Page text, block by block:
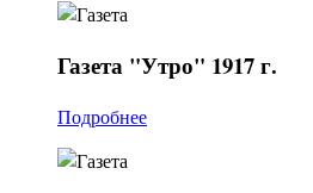
Газета "Утро" 1917 г.
Подробнее